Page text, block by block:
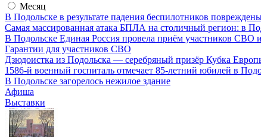
Месяц
В Подольске в результате падения беспилотников
Самая массированная атака БПЛА на столичный регион: в
В Подольске Единая Россия провела приём участников СВО
Гарантии для участников СВО
Дзюдоистка из Подольска — серебряный призёр Кубка
1586-й военный госпиталь отмечает 85-летний юбилей в
В Подольске загорелось нежилое здание
Афиша
Выставки